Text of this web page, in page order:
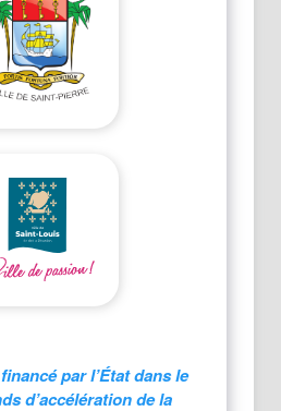
par l’État dans le
d’accélération de la